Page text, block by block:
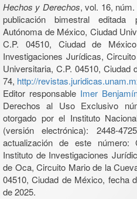
Hechos y Derechos, vol. 16,
publicación bimestral
Autónoma de México, Ciudad
C.P. 04510, Ciudad de
Investigaciones Jurídicas,
Universitaria, C.P. 04510,
74, http://
Editor responsable Imer
Derechos al Uso Exclusivo
otorgado por el Instituto
(versión electrónica): 2448-
actualización de este número:
Instituto de Investigaciones
de Oca, Circuito Mario de la
04510, Ciudad de México, fecha
de 2025.